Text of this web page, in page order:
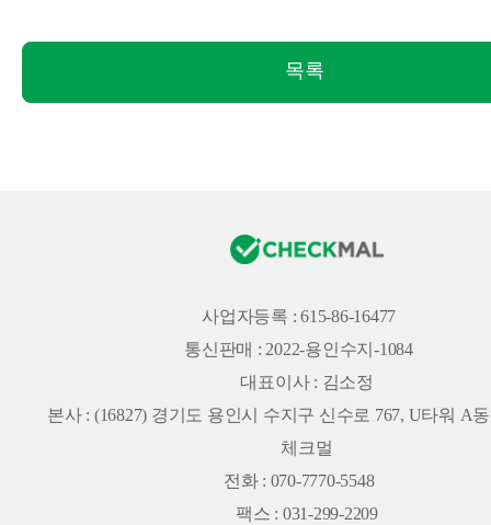
목록
사업자등록 : 615-86-16477
통신판매 : 2022-용인수지-1084
대표이사 : 김소정
본사 : (16827) 경기도 용인시 수지구 신수로 767, U타워 A
체크멀
전화 : 070-7770-5548
팩스 : 031-299-2209